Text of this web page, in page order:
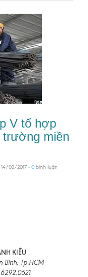
V tổ hợp
trường miền
14/03/2017 - 0 bình luận
KIỀU
Bình, Tp.HCM